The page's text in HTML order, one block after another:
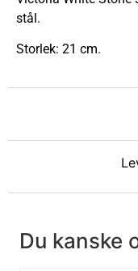
stål.
Storlek: 21 cm.
Du kanske